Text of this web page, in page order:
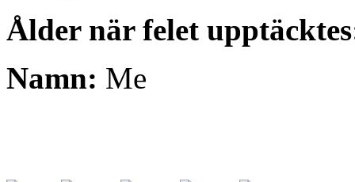
Ålder när felet
Namn: Me